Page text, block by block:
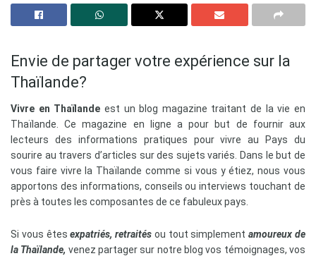
Envie de partager votre expérience sur la
Thaïlande?
Vivre en Thaïlande est un blog magazine traitant de la vie en
Thaïlande. Ce magazine en ligne a pour but de fournir aux
lecteurs des informations pratiques pour vivre au Pays du
sourire au travers d’articles sur des sujets variés. Dans le but de
vous faire vivre la Thaïlande comme si vous y étiez, nous vous
apportons des informations, conseils ou interviews touchant de
près à toutes les composantes de ce fabuleux pays.
Si vous êtesexpatriés, retraités ou tout simplementamoureux de
la Thaïlande, venez partager sur notre blog vos témoignages, vos